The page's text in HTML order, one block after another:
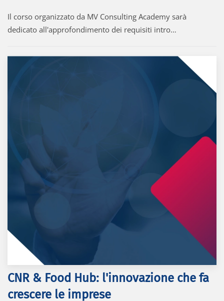
Il corso organizzato da MV Consulting Academy sarà
dedicato all'approfondimento dei requisiti intro…
CNR & Food Hub: l'innovazione che fa
crescere le imprese